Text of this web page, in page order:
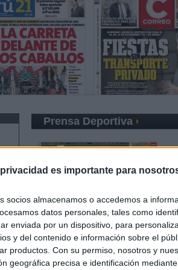
es importante para
socios almacenamos o accedemos a
datos personales, tales como
enviada por un dispositivo, para
y del contenido e información sobre el
productos. Con su permiso, nosotros y
geográfica precisa e identificación
Prensa Deportiva